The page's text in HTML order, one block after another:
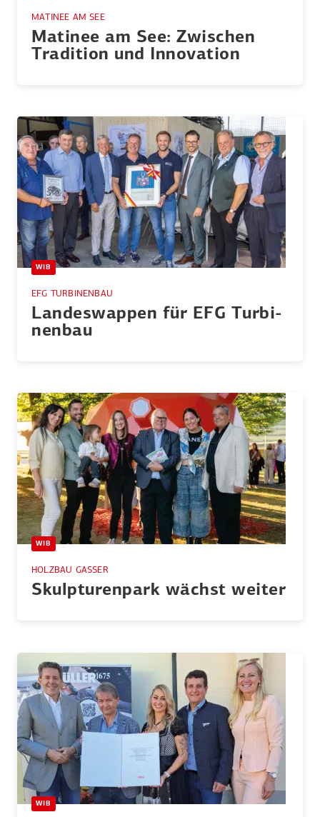
MATINEE AM SEE
Matinee am See: Zwischen
Tradition und Innovation
WIB
EFG TURBINENBAU
Landes­wappen für EFG Turbi­
nenbau
WIB
HOLZBAU GASSER
Skulp­tu­renpark wächst weiter
WIB